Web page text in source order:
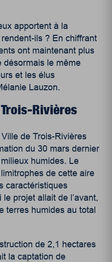
apportent à la
ils ? En chiffrant
ont maintenant plus
désormais le même
et les élus
Lauzon.
Rivières
de Trois-Rivières
du 30 mars dernier
humides. Le
de cette aire
caractéristiques
projet allait de l’avant,
terres humides au total
de 2,1 hectares
la captation de